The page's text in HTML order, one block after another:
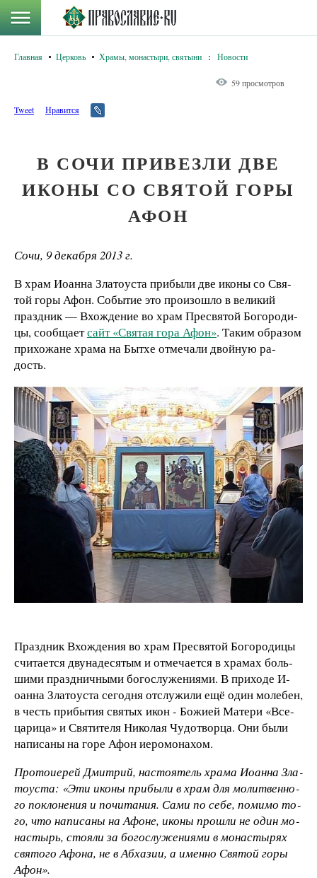
Главная Церковь Храмы, монастыри, святыни : Новости
59 просмотров
Tweet Нравится
В СОЧИ ПРИВЕЗЛИ ДВЕ
ИКОНЫ СО СВЯТОЙ ГОРЫ
АФОН
Сочи, 9 декабря 2013 г.
В храм И­оан­на Зла­то­ус­та при­бы­ли две ико­ны со Свя­
той го­ры Афон. Со­бы­тие это про­изош­ло в ве­ли­кий
праз­дник — Вхож­де­ние во храм Прес­вя­той Бо­го­ро­ди­
цы, сообщаетсайт «Святая гора Афон». Та­ким об­ра­зом
при­хо­жа­не хра­ма на Быт­хе от­ме­ча­ли двой­ную ра­
дость.
Праз­дник Вхож­де­ния во храм Прес­вя­той Бо­го­ро­ди­цы
счи­та­ет­ся дву­на­де­ся­тым и от­ме­ча­ет­ся в хра­мах боль­
ши­ми праз­днич­ны­ми бо­гос­лу­же­ни­ями. В при­хо­де И­
оан­на Зла­то­ус­та се­год­ня от­слу­жи­ли ещё один мо­ле­бен,
в честь при­бы­тия свя­тых икон - Божи­ей Ма­те­ри «Все­
ца­ри­ца» и Свя­ти­те­ля Ни­ко­лая Чу­дот­ворца. Они бы­ли
на­пи­са­ны на го­ре Афон и­еро­мо­на­хом.
Про­то­иерей Дмит­рий, нас­то­ятель хра­ма И­оан­на Зла­
то­ус­та: «Эти ико­ны при­бы­ли в храм для мо­лит­венно­
го пок­ло­не­ния и по­чи­та­ния. Са­ми по се­бе, по­ми­мо то­
го, что на­пи­са­ны на Афо­не, ико­ны прош­ли не один мо­
нас­тырь, сто­яли за бо­гос­лу­же­ни­ями в мо­нас­ты­рях
свя­то­го Афо­на, не в Аб­ха­зии, а имен­но Свя­той го­ры
Афон».